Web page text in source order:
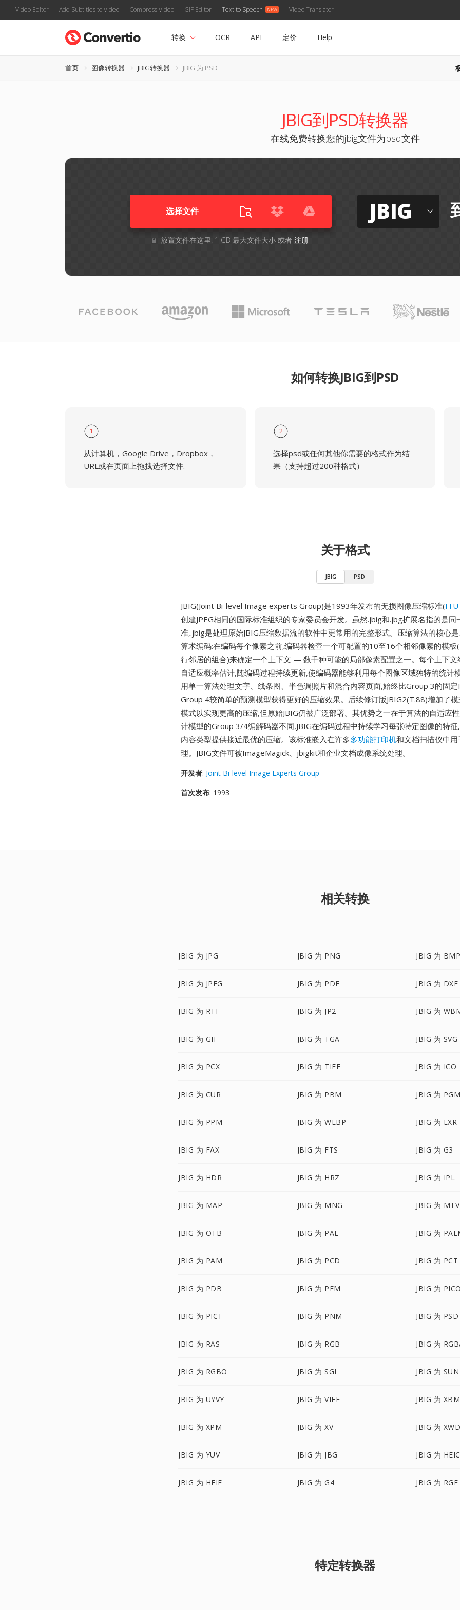
Video Editor Add Subtitles to Video Compress Video GIF Editor Text to Speech Video Translator
转换 OCR API 定价 Help
首页 图像转换器 JBIG转换器 JBIG 为 PSD
JBIG到PSD转换器
在线免费转换您的jbig文件为psd文件
选择文件
放置文件在这里. 1 GB 最大文件大小 或者 注册
JBIG
如何转换JBIG到PSD
1
从计算机，Google Drive，Dropbox，
URL或在页面上拖拽选择文件.
2
选择psd或任何其他你需要的格式作为结
果（支持超过200种格式）
关于格式
JBIG PSD
JBIG(Joint Bi-level Image experts Group)是1993年发布的无损图像压缩标准(
创建JPEG相同的国际标准组织的专家委员会开发。虽然.jbig和.jbg扩展名指的是同
准,.jbig是处理原始JBIG压缩数据流的软件中更常用的完整形式。压缩算法的核心
算术编码:在编码每个像素之前,编码器检查一个可配置的10至16个相邻像素的模板
行邻居的组合)来确定一个上下文 — 数千种可能的局部像素配置之一。每个上下文
自适应概率估计,随编码过程持续更新,使编码器能够利用每个图像区域独特的统计
用单一算法处理文字、线条图、半色调照片和混合内容页面,始终比Group 3的固
Group 4较简单的预测模型获得更好的压缩效果。后续修订版JBIG2(T.88)增加了
模式以实现更高的压缩,但原始JBIG仍被广泛部署。其优势之一在于算法的自适应
计模型的Group 3/4编解码器不同,JBIG在编码过程中持续学习每张特定图像的特
内容类型提供接近最优的压缩。该标准嵌入在许多多功能打印机和文档扫描仪中
理。JBIG文件可被ImageMagick、jbigkit和企业文档成像系统处理。
开发者: Joint Bi-level Image Experts Group
首次发布: 1993
相关转换
JBIG 为 JPG JBIG 为 PNG JBIG 为 BMP
JBIG 为 JPEG JBIG 为 PDF JBIG 为 DXF
JBIG 为 RTF JBIG 为 JP2 JBIG 为
JBIG 为 GIF JBIG 为 TGA JBIG 为 SVG
JBIG 为 PCX JBIG 为 TIFF JBIG 为 ICO
JBIG 为 CUR JBIG 为 PBM JBIG 为 PGM
JBIG 为 PPM JBIG 为 WEBP JBIG 为 EXR
JBIG 为 FAX JBIG 为 FTS JBIG 为 G3
JBIG 为 HDR JBIG 为 HRZ JBIG 为 IPL
JBIG 为 MAP JBIG 为 MNG JBIG 为 MTV
JBIG 为 OTB JBIG 为 PAL JBIG 为
JBIG 为 PAM JBIG 为 PCD JBIG 为 PCT
JBIG 为 PDB JBIG 为 PFM JBIG 为
JBIG 为 PICT JBIG 为 PNM JBIG 为 PSD
JBIG 为 RAS JBIG 为 RGB JBIG 为
JBIG 为 RGBO JBIG 为 SGI JBIG 为 SUN
JBIG 为 UYVY JBIG 为 VIFF JBIG 为 XBM
JBIG 为 XPM JBIG 为 XV JBIG 为 XWD
JBIG 为 YUV JBIG 为 JBG JBIG 为 HEIC
JBIG 为 HEIF JBIG 为 G4 JBIG 为 RGF
特定转换器